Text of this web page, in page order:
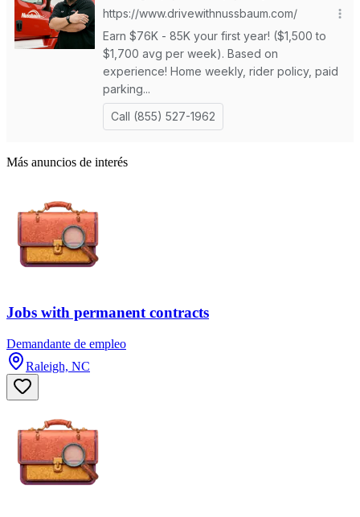
Más anuncios de interés
Jobs with permanent contracts
Demandante de empleo
Raleigh, NC